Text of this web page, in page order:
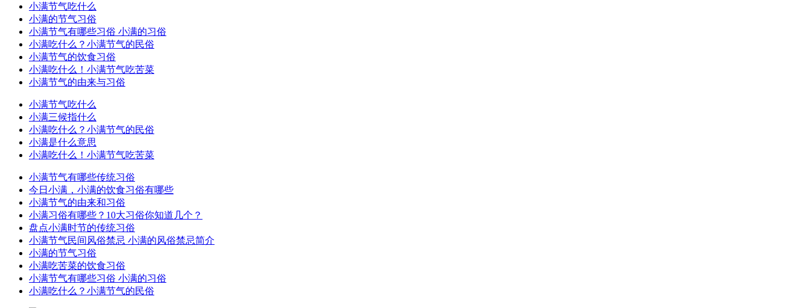
小满节气吃什么
小满的节气习俗
小满节气有哪些习俗 小满的习俗
小满吃什么？小满节气的民俗
小满节气的饮食习俗
小满吃什么！小满节气吃苦菜
小满节气的由来与习俗
小满节气吃什么
小满三候指什么
小满吃什么？小满节气的民俗
小满是什么意思
小满吃什么！小满节气吃苦菜
小满节气有哪些传统习俗
今日小满，小满的饮食习俗有哪些
小满节气的由来和习俗
小满习俗有哪些？10大习俗你知道几个？
盘点小满时节的传统习俗
小满节气民间风俗禁忌 小满的风俗禁忌简介
小满的节气习俗
小满吃苦菜的饮食习俗
小满节气有哪些习俗 小满的习俗
小满吃什么？小满节气的民俗